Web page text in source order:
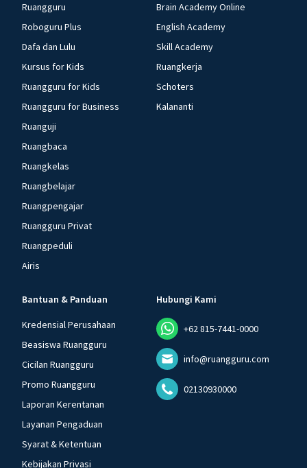
Ruangguru
Roboguru Plus
Dafa dan Lulu
Kursus for Kids
Ruangguru for Kids
Ruangguru for Business
Ruanguji
Ruangbaca
Ruangkelas
Ruangbelajar
Ruangpengajar
Ruangguru Privat
Ruangpeduli
Airis
Brain Academy Online
English Academy
Skill Academy
Ruangkerja
Schoters
Kalananti
Bantuan & Panduan
Kredensial Perusahaan
Beasiswa Ruangguru
Cicilan Ruangguru
Promo Ruangguru
Laporan Kerentanan
Layanan Pengaduan
Syarat & Ketentuan
Kebijakan Privasi
Hubungi Kami
+62 815-7441-0000
info@ruangguru.com
02130930000